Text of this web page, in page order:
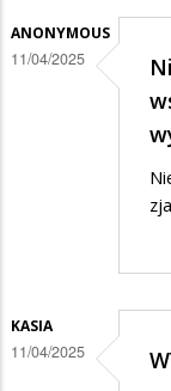
ANONYMOUS
11/04/2025
KASIA
11/04/2025